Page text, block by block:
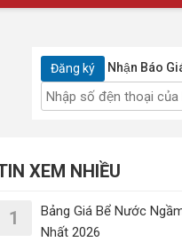
Đăng ký Nhận Báo
XEM NHIỀU
1
Bảng Giá Bể Nước
Nhất 2026